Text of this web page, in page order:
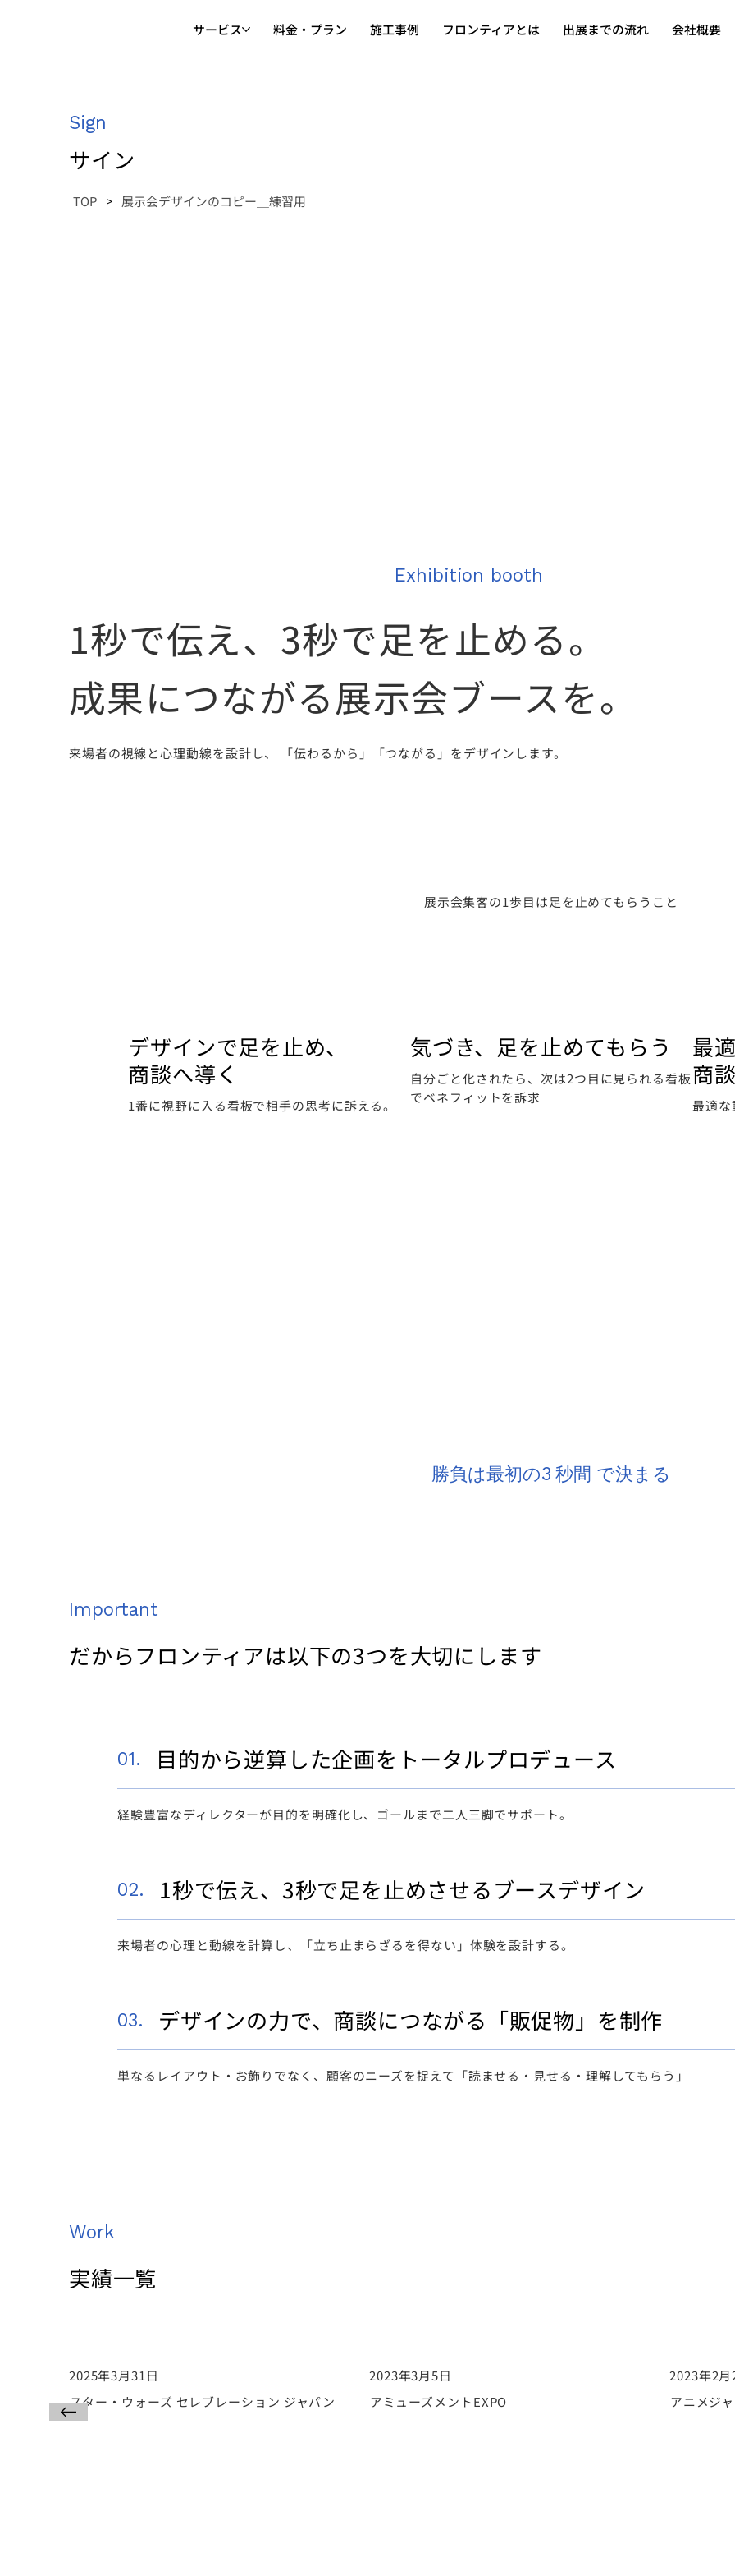
サービス 料金・プラン 施工事例 フロンティアとは 出展までの流れ 会社概要
Sign
サイン
TOP > 展示会デザインのコピー＿練習用
Exhibition booth
1秒で伝え、3秒で足を止める。
成果につながる展示会ブースを。
来場者の視線と心理動線を設計し、 「伝わるから」「つながる」をデザインします。
展示会集客の1歩目は足を止めてもらうこと
デザインで足を止め、
商談へ導く
1番に視野に入る看板で相手の思考に訴える。
気づき、足を止めてもらう
自分ごと化されたら、次は2つ目に見られる看板
でベネフィットを訴求
最
商
最適な
3 秒間 で決まる
勝負は最初の
Important
だからフロンティアは以下の3つを大切にします
01. 目的から逆算した企画をトータルプロデュース
経験豊富なディレクターが目的を明確化し、ゴールまで二人三脚でサポート。
02. 1秒で伝え、3秒で足を止めさせるブースデザイン
来場者の心理と動線を計算し、「立ち止まらざるを得ない」体験を設計する。
03. デザインの力で、商談につながる「販促物」を制作
単なるレイアウト・お飾りでなく、顧客のニーズを捉えて「読ませる・見せる・理解してもらう」
Work
実績一覧
2025年3月31日
スター・ウォーズ セレブレーション ジャパン
2023年3月5日
アミューズメントEXPO
2023年2月
アニメジ